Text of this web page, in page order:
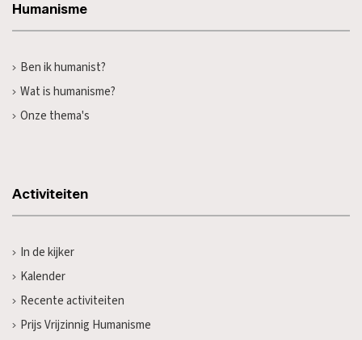
Humanisme
Ben ik humanist?
Wat is humanisme?
Onze thema's
Activiteiten
In de kijker
Kalender
Recente activiteiten
Prijs Vrijzinnig Humanisme